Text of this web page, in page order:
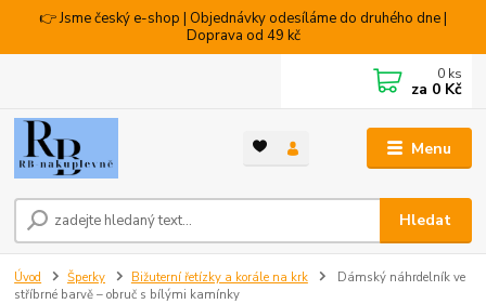
👉 Jsme český e-shop | Objednávky odesíláme do druhého dne |
Doprava od 49 kč
Menu
Hledat
0 ks
za 0 Kč
Úvod Šperky Bižuterní řetízky a korále na krk
Dámský náhrdelník ve
stříbrné barvě – obruč s bílými kamínky